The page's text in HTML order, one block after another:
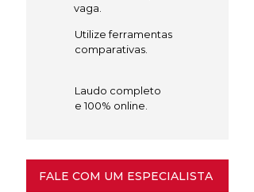
vaga.
Utilize ferramentas
comparativas.
Laudo completo
e 100% online.
FALE COM UM ESPECIALISTA